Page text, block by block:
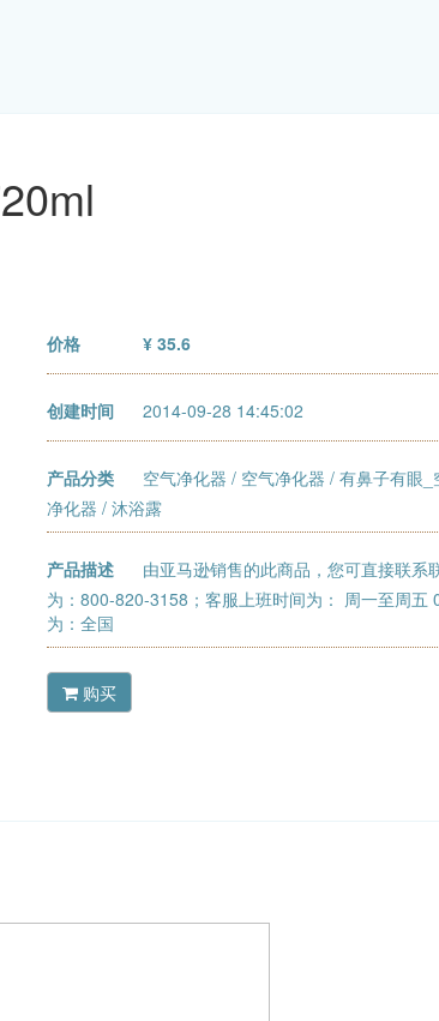
价格 ¥ 35.6
创建时间 2014-09-28 14:45:02
产品分类 空气净化器 / 空气净化器 / 有鼻子有眼_
净化器 / 沐浴露
产品描述
由亚马逊销售的此商品，您可直接联系
为：800-820-3158；客服上班时间为： 周一至周五
为：全国
购买